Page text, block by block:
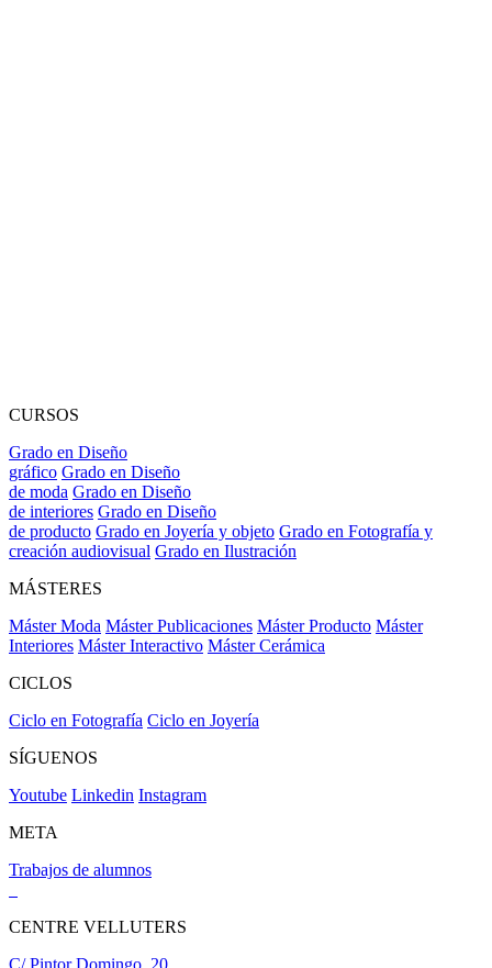
CURSOS
Grado en Diseño
gráfico Grado en Diseño
de moda Grado en Diseño
de interiores Grado en Diseño
de producto Grado en Joyería y objeto Grado en Fotografía y
creación audiovisual Grado en Ilustración
MÁSTERES
Máster Moda Máster Publicaciones Máster Producto Máster
Interiores Máster Interactivo Máster Cerámica
CICLOS
Ciclo en Fotografía Ciclo en Joyería
SÍGUENOS
Youtube Linkedin Instagram
META
Trabajos de alumnos
CENTRE VELLUTERS
C/ Pintor Domingo, 20,